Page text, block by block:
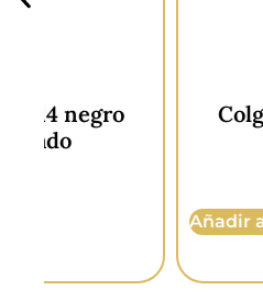
Colgante
Añadir al carrito